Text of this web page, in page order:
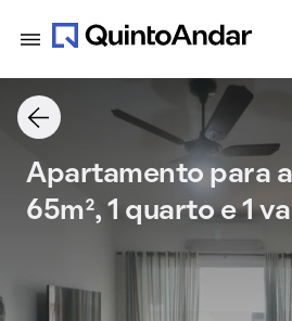
Apartamento para
65m², 1 quarto e 1